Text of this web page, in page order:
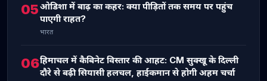
05ओडिशा में बाढ़ का कहर: क्या पीड़ितों तक समय पर पहुंच
पाएगी राहत?
भारत
06हिमाचल में कैबिनेट विस्तार की आहट: CM सुक्खू के दिल्ली
दौरे से बढ़ी सियासी हलचल, हाईकमान से होगी अहम चर्चा